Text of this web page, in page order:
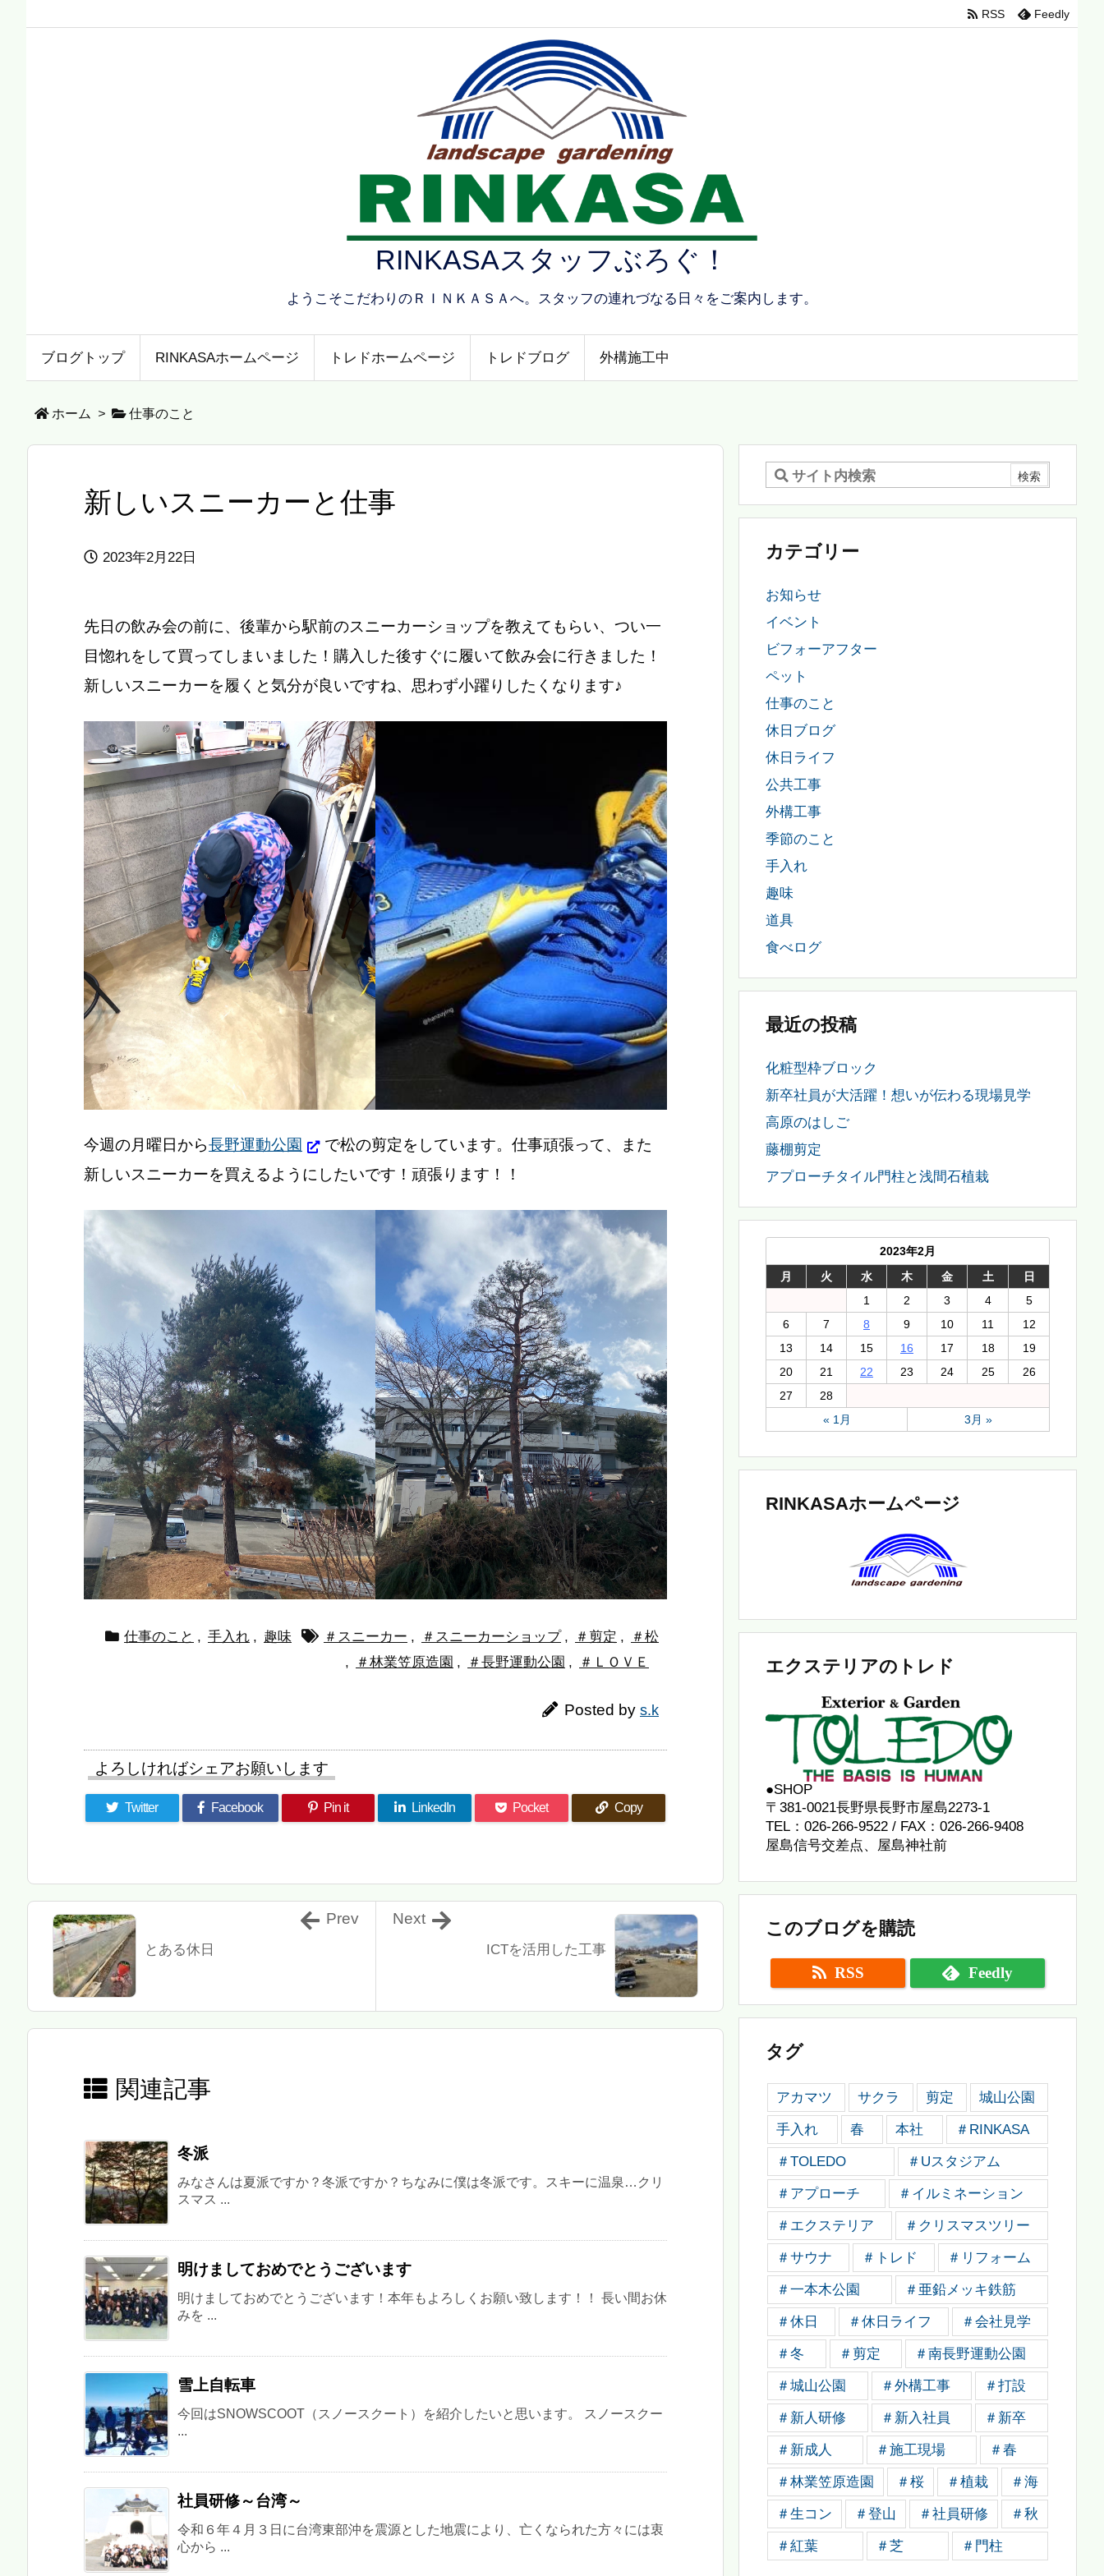
RINKASAスタッフぶろぐ！
ようこそこだわりのＲＩＮＫＡＳＡへ。スタッフの連れづなる日々をご案内します。
ブログトップ RINKASAホームページ トレドホームページ トレドブログ 外構施工中
RSS Feedly
ホーム > 仕事のこと
新しいスニーカーと仕事
2023年2月22日
先日の飲み会の前に、後輩から駅前のスニーカーショップを教えてもらい、つい一
目惚れをして買ってしまいました！購入した後すぐに履いて飲み会に行きました！
新しいスニーカーを履くと気分が良いですね、思わず小躍りしたくなります♪
今週の月曜日から長野運動公園
で松の剪定をしています。仕事頑張って、また
新しいスニーカーを買えるようにしたいです！頑張ります！！
仕事のこと , 手入れ , 趣味 ＃スニーカー , ＃スニーカーショップ , ＃剪定 ,
＃松
,
＃林業笠原造園 , ＃長野運動公園 , ＃ＬＯＶＥ
Posted by s.k
よろしければシェアお願いします
Twitter Facebook Pin it LinkedIn Pocket Copy
ICTを活用した工事
Next
とある休日
Prev
関連記事
冬派
みなさんは夏派ですか？冬派ですか？ちなみに僕は冬派です。スキーに温泉…クリ
スマス ...
明けましておめでとうございます
明けましておめでとうございます！本年もよろしくお願い致します！！ 長い間お休
みを ...
雪上自転車
今回はSNOWSCOOT（スノースクート）を紹介したいと思います。 スノースクー
...
社員研修～台湾～
令和６年４月３日に台湾東部沖を震源とした地震により、亡くなられた方々には衷
心から ...
カテゴリー
お知らせ
イベント
ビフォーアフター
ペット
仕事のこと
休日ブログ
休日ライフ
公共工事
外構工事
季節のこと
手入れ
趣味
道具
食べログ
最近の投稿
化粧型枠ブロック
新卒社員が大活躍！想いが伝わる現場見学
高原のはしご
藤棚剪定
アプローチタイル門柱と浅間石植栽
2023年2月
月
火 水 木 金 土
日
1
2 3 4
5
6
7 8 9 10 11
12
13
14 15 16 17 18
19
20
21 22 23 24 25
26
27
28
« 1月
3月 »
RINKASAホームページ
エクステリアのトレド
●SHOP
〒381-0021長野県長野市屋島2273-1
TEL：026-266-9522 / FAX：026-266-9408
屋島信号交差点、屋島神社前
このブログを購読
RSS Feedly
タグ
アカマツ サクラ 剪定 城山公園
手入れ 春 本社 ＃RINKASA
＃TOLEDO ＃Uスタジアム
＃アプローチ ＃イルミネーション
＃エクステリア ＃クリスマスツリー
＃サウナ ＃トレド ＃リフォーム
＃一本木公園 ＃亜鉛メッキ鉄筋
＃休日 ＃休日ライフ ＃会社見学
＃冬 ＃剪定 ＃南長野運動公園
＃城山公園 ＃外構工事 ＃打設
＃新人研修 ＃新入社員 ＃新卒
＃新成人 ＃施工現場 ＃春
＃林業笠原造園 ＃桜 ＃植栽 ＃海
＃生コン ＃登山 ＃社員研修 ＃秋
＃紅葉 ＃芝 ＃門柱